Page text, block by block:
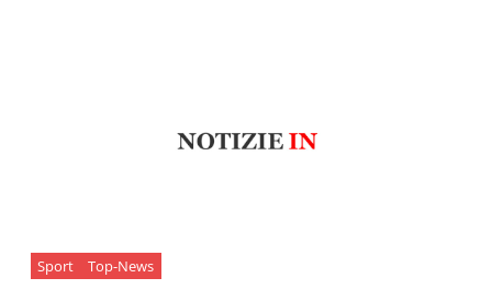
Sport Top-News